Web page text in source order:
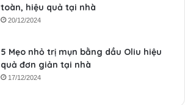
toàn, hiệu quả tại nhà
20/12/2024
5 Mẹo nhỏ trị mụn bằng dầu Oliu hiệu
quả đơn giản tại nhà
17/12/2024